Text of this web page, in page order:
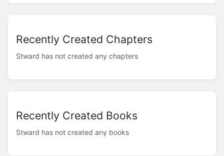
Recently Created Chapters
Stward has not created any chapters
Recently Created Books
Stward has not created any books